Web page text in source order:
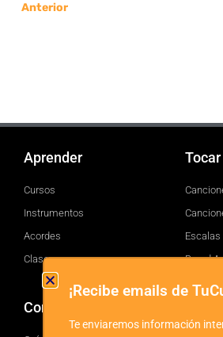
Anterior
Aprender
Cursos
Instrumentos
Acordes
Clases
Tocar
Escalas
Brand
Comprar
¡Recibe emails de
Te enviaremos información